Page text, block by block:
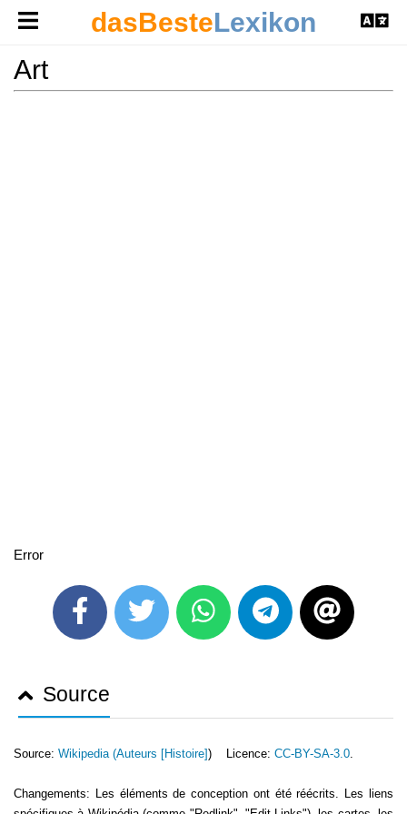
dasBesteLexikon
Art
Error
Source
Source: Wikipedia (Auteurs [Histoire]) Licence: CC-BY-SA-3.0.
Changements: Les éléments de conception ont été réécrits. Les liens